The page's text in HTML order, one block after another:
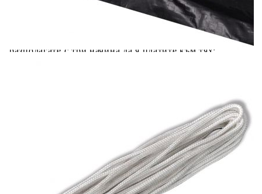
Когато плащате с NewPay, всъщност NewPay плаща
разполагате с три начина да я платите към тях:
поръчката си на момента с карта. Останалата сума се
разделя на 3 равни месечни вноски без оскъпяване. За
покупки на стойност до 1000 лв. / €511.31
Плащане на 6 вноски. Стойността на поръчката се
разпределя в 6 равни месечни вноски с оскъпяване. За
покупки на стойност до 2000 лв. / €1022.61